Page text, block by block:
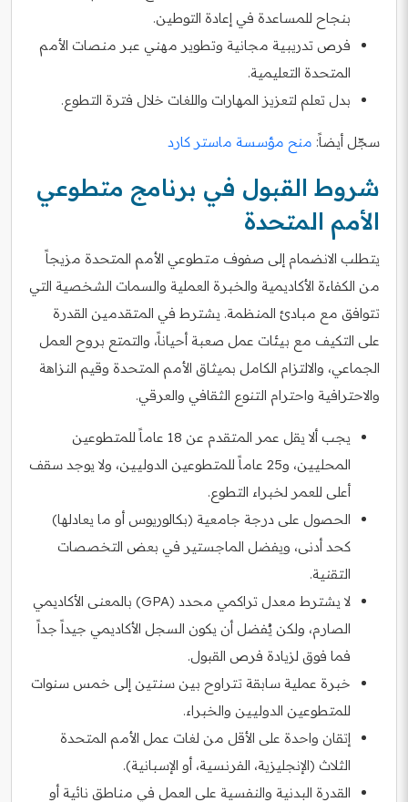
بنجاح للمساعدة في إعادة التوطين.
فرص تدريبية مجانية وتطوير مهني عبر منصات الأمم
المتحدة التعليمية.
بدل تعلم لتعزيز المهارات واللغات خلال فترة التطوع.
سجّل أيضاً: منح مؤسسة ماستر كارد
شروط القبول في برنامج متطوعي
الأمم المتحدة
يتطلب الانضمام إلى صفوف متطوعي الأمم المتحدة مزيجاً
من الكفاءة الأكاديمية والخبرة العملية والسمات الشخصية التي
تتوافق مع مبادئ المنظمة. يشترط في المتقدمين القدرة
على التكيف مع بيئات عمل صعبة أحياناً، والتمتع بروح العمل
الجماعي، والالتزام الكامل بميثاق الأمم المتحدة وقيم النزاهة
والاحترافية واحترام التنوع الثقافي والعرقي.
يجب ألا يقل عمر المتقدم عن 18 عاماً للمتطوعين
المحليين، و25 عاماً للمتطوعين الدوليين، ولا يوجد سقف
أعلى للعمر لخبراء التطوع.
الحصول على درجة جامعية (بكالوريوس أو ما يعادلها)
كحد أدنى، ويفضل الماجستير في بعض التخصصات
التقنية.
لا يشترط معدل تراكمي محدد (GPA) بالمعنى الأكاديمي
الصارم، ولكن يُفضل أن يكون السجل الأكاديمي جيداً جداً
فما فوق لزيادة فرص القبول.
خبرة عملية سابقة تتراوح بين سنتين إلى خمس سنوات
للمتطوعين الدوليين والخبراء.
إتقان واحدة على الأقل من لغات عمل الأمم المتحدة
الثلاث (الإنجليزية، الفرنسية، أو الإسبانية).
القدرة البدنية والنفسية على العمل في مناطق نائية أو